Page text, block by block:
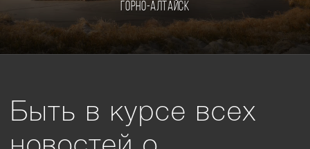
Горно-Алтайск
Быть в курсе всех